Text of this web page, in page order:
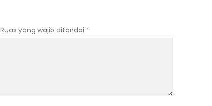
Ruas yang wajib ditandai *